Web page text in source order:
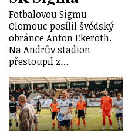
Fotbalovou Sigmu
Olomouc posílil švédský
obránce Anton Ekeroth.
Na Andrův stadion
přestoupil z…